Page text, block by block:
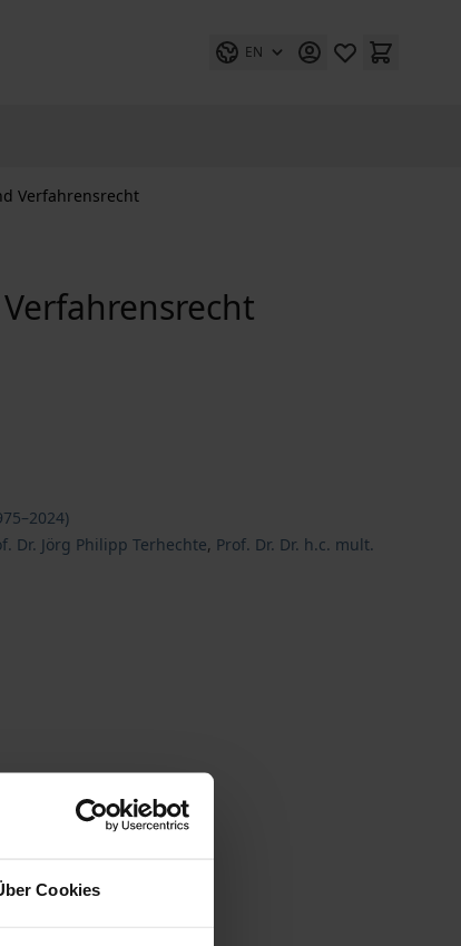
Cookies
EN
Verfahrensrecht
Dr. Jörg Philipp Terhechte, Prof. Dr. Dr. h.c. mult.
at checkout.